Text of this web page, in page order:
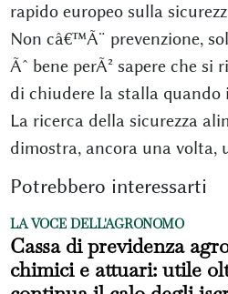
rapido europeo sulla
Non câ€™Ã¨ prevenzione,
Ãˆ bene perÃ² sapere che si
di chiudere la stalla quando
La ricerca della sicurezza
dimostra, ancora una volta,
Potrebbero interessarti
LA VOCE DELL'AGRONOMO
Cassa di previdenza
chimici e attuari: utile